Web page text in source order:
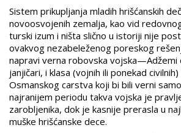
Sistem prikupljanja mladih hrišćanskih
novoosvojenih zemalja, kao vid
turski izum i ništa slično u istoriji nije
ovakvog nezabeleženog poreskog
napravi verna robovska vojska—Adžemi
janjičari, i klasa (vojnih ili ponekad
Osmanskog carstva koji bi bili verni
najranijem periodu takva vojska je
zarobljenika, dok je kasnije prerasla u
muške hrišćanske dece.